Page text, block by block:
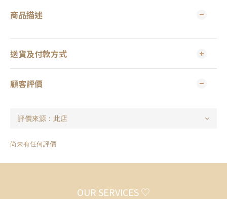
商品描述
送貨及付款方式
顧客評價
尚未有任何評價
OUR SERVICES ♡